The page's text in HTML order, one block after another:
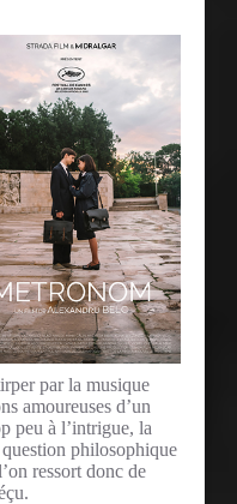
par la musique
amoureuses d’un
peu à l’intrigue, la
philosophique
ressort donc de